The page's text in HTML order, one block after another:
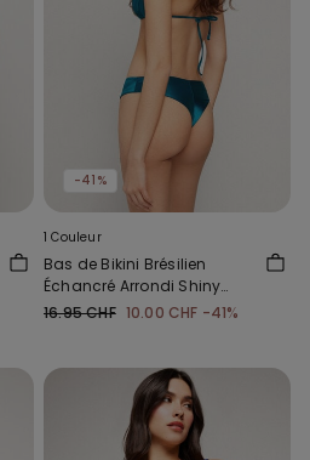
-41%
1 Couleur
Bas de Bikini Brésilien
Échancré Arrondi Shiny
Glam Bleu
16.95 CHF 10.00 CHF -41%